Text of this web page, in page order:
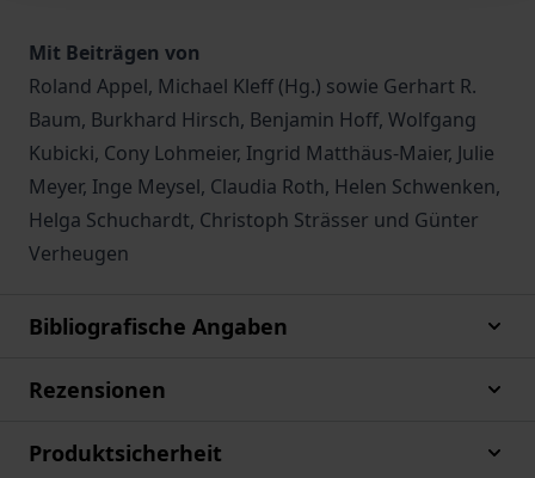
Mit Beiträgen von
Roland Appel, Michael Kleff (Hg.) sowie Gerhart R.
Baum, Burkhard Hirsch, Benjamin Hoff, Wolfgang
Kubicki, Cony Lohmeier, Ingrid Matthäus-Maier, Julie
Meyer, Inge Meysel, Claudia Roth, Helen Schwenken,
Helga Schuchardt, Christoph Strässer und Günter
Verheugen
Bibliografische Angaben
Rezensionen
Produktsicherheit